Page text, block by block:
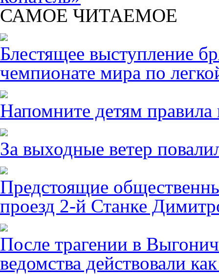
САМОЕ ЧИТАЕМОЕ
Блестящее выступление
чемпионате мира по
Напомните детям правила
За выходные ветер
Предстоящие
проезд 2-й Станке
После трагении в
ведомства действовали